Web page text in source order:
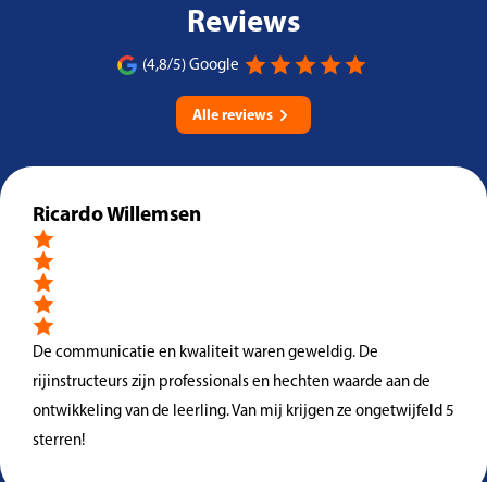
Reviews
(4,8/5) Google
Alle reviews
Ricardo Willemsen
De communicatie en kwaliteit waren geweldig. De
rijinstructeurs zijn professionals en hechten waarde aan de
ontwikkeling van de leerling. Van mij krijgen ze ongetwijfeld 5
sterren!